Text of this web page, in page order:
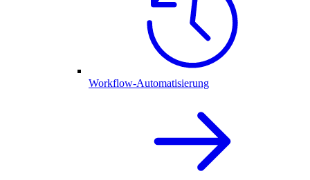
Workflow-Automatisierung